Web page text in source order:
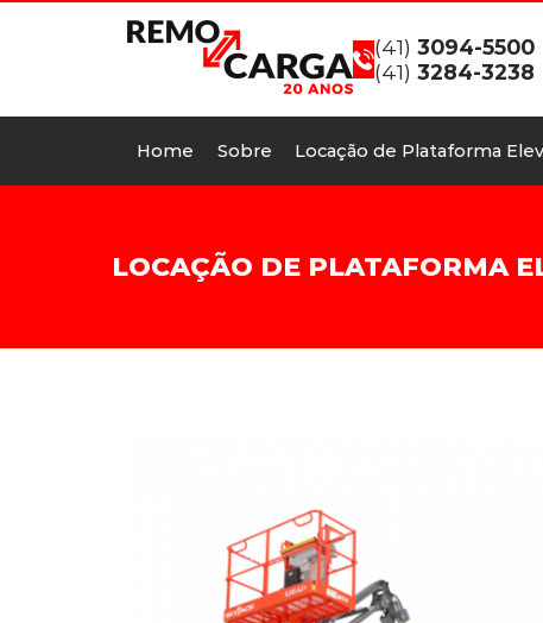
(41) 3094-5500
(41) 3284-3238
Home Sobre Locação de Plataforma
LOCAÇÃO DE PLATAFORMA